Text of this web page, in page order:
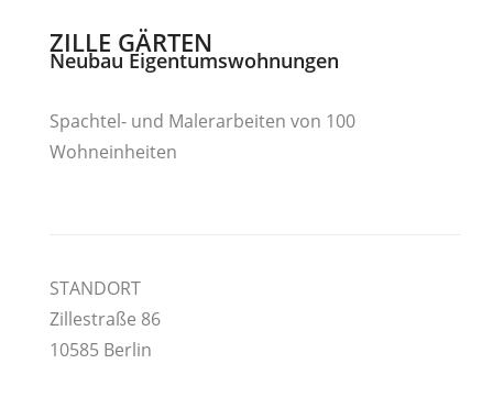
ZILLE GÄRTEN
Neubau Eigentumswohnungen
Spachtel- und Malerarbeiten von 100
Wohneinheiten
STANDORT
Zillestraße 86
10585 Berlin